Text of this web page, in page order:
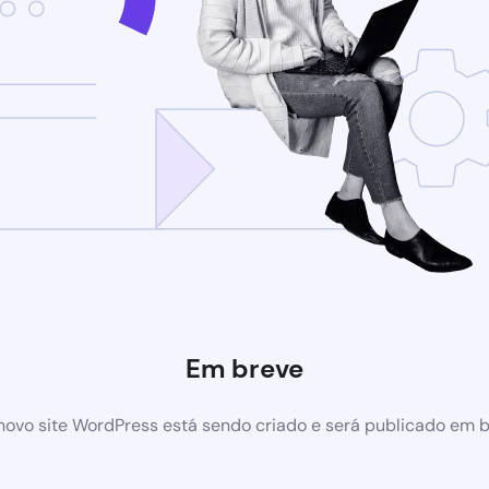
Em breve
site WordPress está sendo criado e será publicado em